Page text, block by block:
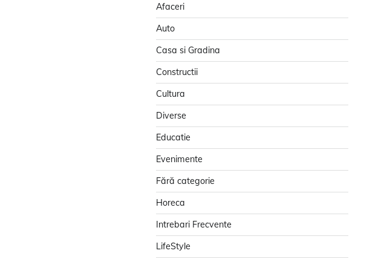
Afaceri
Auto
Casa si Gradina
Constructii
Cultura
Diverse
Educatie
Evenimente
Fără categorie
Horeca
Intrebari Frecvente
LifeStyle